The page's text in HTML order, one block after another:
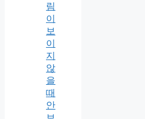
림
이
보
이
지
않
을
때
안